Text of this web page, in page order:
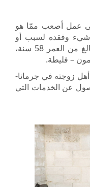
عمل أصعب ممّا هو
شيء وفقده لسبب أو
لآخر. هذا تماماً ما حصل مع خ. ر. البالغ من العمر 58 سنة،
– فليطة.
زوجته في جرمانا-
عن الخدمات التي